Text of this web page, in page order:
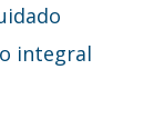
integral